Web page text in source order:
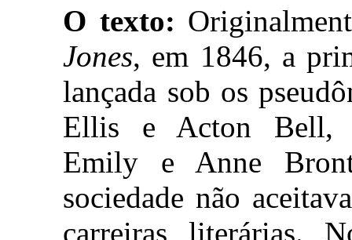
O texto:
Jones, em 1846, a
lançada sob os
Ellis e Acton Bell,
Emily e Anne
sociedade não
carreiras literárias.